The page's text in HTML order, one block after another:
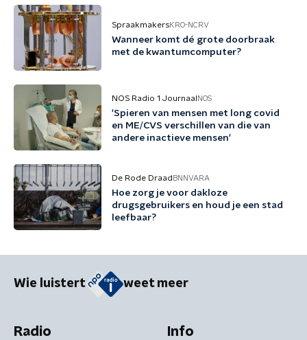
SpraakmakersKRO-NCRV
Wanneer komt dé grote doorbraak
met de kwantumcomputer?
NOS Radio 1 Journaal NOS
'Spieren van mensen met long covid
en ME/CVS verschillen van die van
andere inactieve mensen'
De Rode Draad BNNVARA
Hoe zorg je voor dakloze
drugsgebruikers en houd je een stad
leefbaar?
Wie luistert weet meer
Radio Info